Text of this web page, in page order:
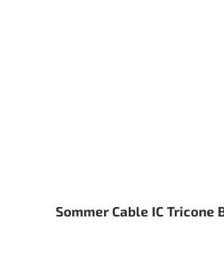
Sommer Cable IC Tricone